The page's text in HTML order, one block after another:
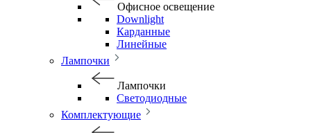
Офисное освещение
Downlight
Карданные
Линейные
Лампочки
Лампочки
Светодиодные
Комплектующие